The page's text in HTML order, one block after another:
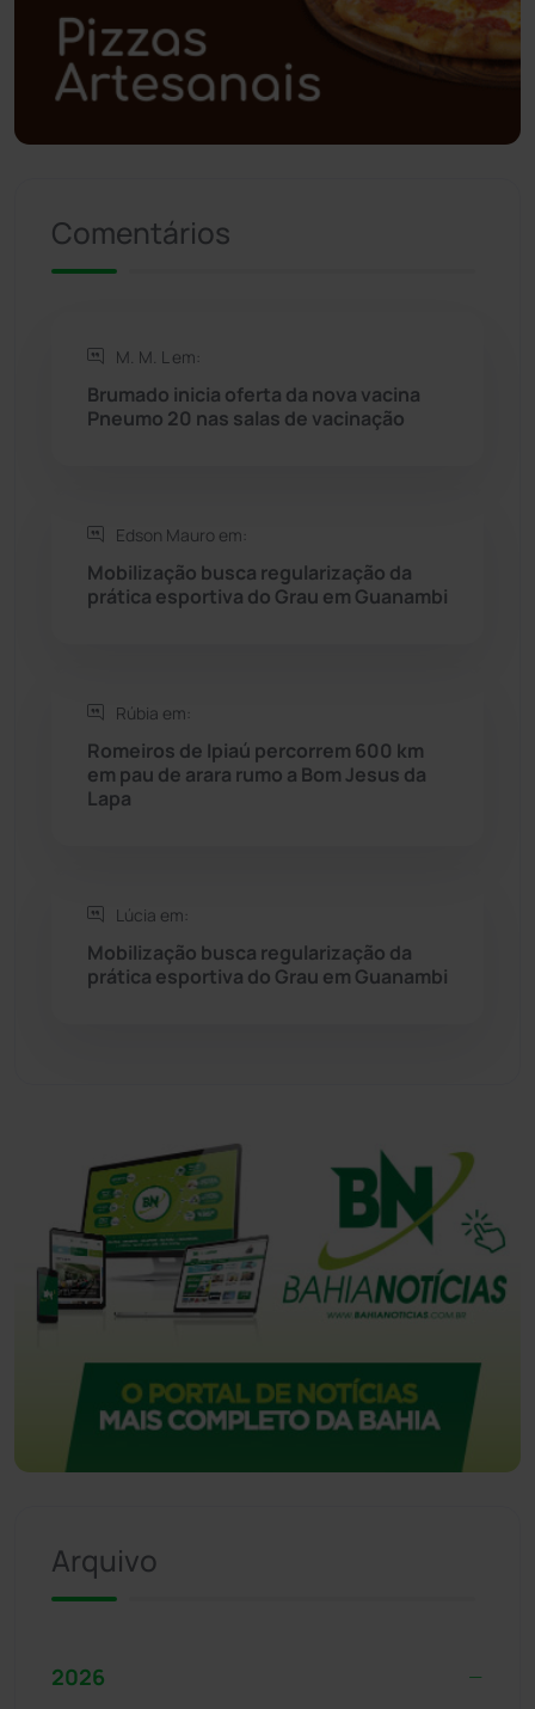
Polícia Civil (57)
Polícia Militar (27)
Política (03)
Riacho de Santana
Rio de Contas
Rio do Antônio
Saúde
Seabra (50)
Sítio do Mato
Sudoeste Baiano
Comentários
M. M. L em:
Brumado inicia oferta da nova vacina
Pneumo 20 nas salas de vacinação
Edson Mauro em:
Mobilização busca regularização da
prática esportiva do Grau em Guanambi
Rúbia em:
Romeiros de Ipiaú percorrem 600 km
em pau de arara rumo a Bom Jesus da
Lapa
Lúcia em:
Mobilização busca regularização da
prática esportiva do Grau em Guanambi
Arquivo
2026